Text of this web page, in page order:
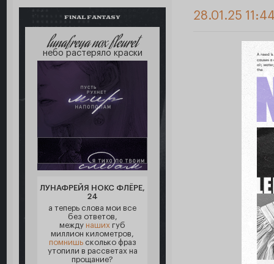
FINAL FANTASY
lunafreya nox fleuret
небо растеряло краски
ЛУНАФРЕЙЯ НОКС ФЛЁРЕ,
24
а теперь слова мои все
без ответов,
между наших губ
миллион километров,
помнишьсколько фраз
утопили в рассветах на
прощание?
28.01.25